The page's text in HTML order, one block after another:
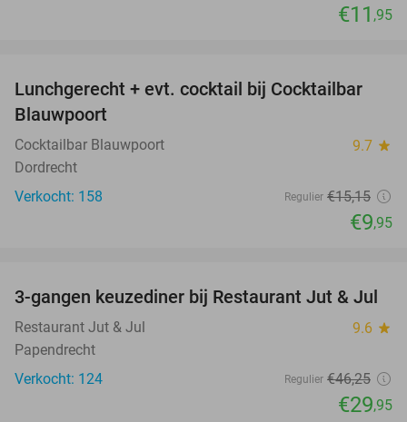
€11 ,95
34%
Lunchgerecht + evt. cocktail bij Cocktailbar
Blauwpoort
Cocktailbar Blauwpoort 9.7 star
Dordrecht
Verkocht: 158
Regulier €15,15
€9,95
35%
3-gangen keuzediner bij Restaurant Jut & Jul
Restaurant Jut & Jul 9.6 star
Papendrecht
Verkocht: 124
Regulier €46,25
€29,95